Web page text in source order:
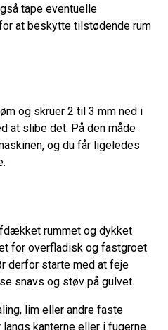
tape eventuelle
at beskytte tilstødende rum
og skruer 2 til 3 mm ned i
at slibe det. På den måde
og du får ligeledes
rummet og dykket
for overfladisk og fastgroet
derfor starte med at feje
snavs og støv på gulvet.
lim eller andre faste
kanterne eller i fugerne.